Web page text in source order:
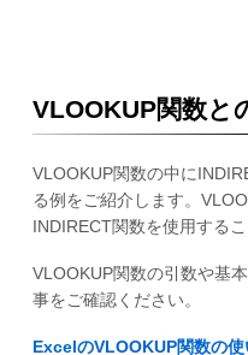
VLOOKUP関数と
VLOOKUP関数の中に
る例をご紹介します。
INDIRECT関数を使用する
VLOOKUP関数の引数や基
事をご確認ください。
ExcelのVLOOKUP関数の